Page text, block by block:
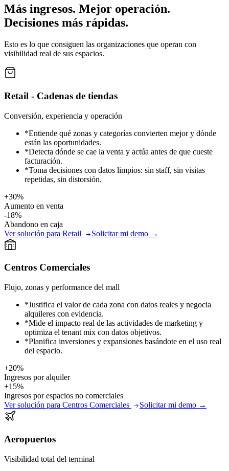
Más ingresos. Mejor operación.
Decisiones más rápidas.
Esto es lo que consiguen las organizaciones que operan con
visibilidad real de sus espacios.
Retail - Cadenas de tiendas
Conversión, experiencia y operación
*Entiende qué zonas y categorías convierten mejor y dónde
están las oportunidades.
*Detecta dónde se cae la venta y actúa antes de que cueste
facturación.
*Toma decisiones con datos limpios: sin staff, sin visitas
repetidas, sin distorsión.
+30%
Aumento en venta
-18%
Abandono en caja
Ver solución para Retail
Solicitar mi demo →
Centros Comerciales
Flujo, zonas y performance del mall
*Justifica el valor de cada zona con datos reales y negocia
alquileres con evidencia.
*Mide el impacto real de las actividades de marketing y
optimiza el tenant mix con datos objetivos.
*Planifica inversiones y expansiones basándote en el uso real
del espacio.
+20%
Ingresos por alquiler
+15%
Ingresos por espacios no comerciales
Ver solución para Centros Comerciales
Solicitar mi demo →
Aeropuertos
Visibilidad total del terminal